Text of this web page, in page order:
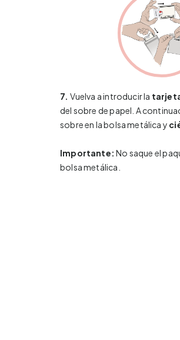
7. Vuelva a introducir la
del sobre de papel. A
sobre en la bolsa metálica y
Importante: No saque el
bolsa metálica.